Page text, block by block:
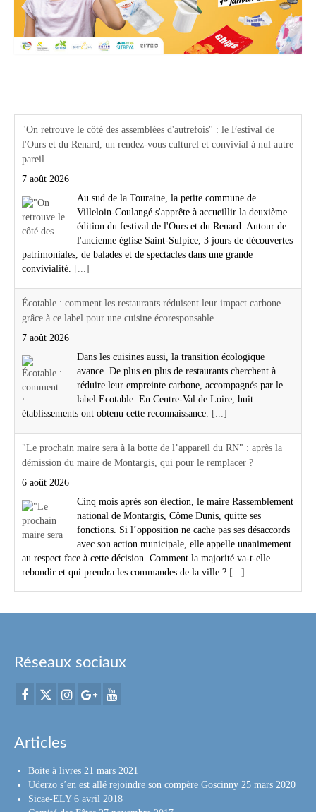
"On retrouve le côté des assemblées d'autrefois" : le Festival de
l'Ours et du Renard, un rendez-vous culturel et convivial à nul autre
pareil
7 août 2026
Au sud de la Touraine, la petite commune de
Villeloin-Coulangé s'apprête à accueillir la deuxième
édition du festival de l'Ours et du Renard. Autour de
l'ancienne église Saint-Sulpice, 3 jours de découvertes
patrimoniales, de balades et de spectacles dans une grande
convivialité. [...]
Écotable : comment les restaurants réduisent leur impact carbone
grâce à ce label pour une cuisine écoresponsable
7 août 2026
Dans les cuisines aussi, la transition écologique
avance. De plus en plus de restaurants cherchent à
réduire leur empreinte carbone, accompagnés par le
label Ecotable. En Centre-Val de Loire, huit
établissements ont obtenu cette reconnaissance. [...]
"Le prochain maire sera à la botte de l’appareil du RN" : après la
démission du maire de Montargis, qui pour le remplacer ?
6 août 2026
Cinq mois après son élection, le maire Rassemblement
national de Montargis, Côme Dunis, quitte ses
fonctions. Si l’opposition ne cache pas ses désaccords
avec son action municipale, elle appelle unanimement
au respect face à cette décision. Comment la majorité va-t-elle
rebondir et qui prendra les commandes de la ville ? [...]
Réseaux sociaux
Articles
Boite à livres 21 mars 2021
Uderzo s’en est allé rejoindre son compère Goscinny 25 mars 2020
Sicae-ELY 6 avril 2018